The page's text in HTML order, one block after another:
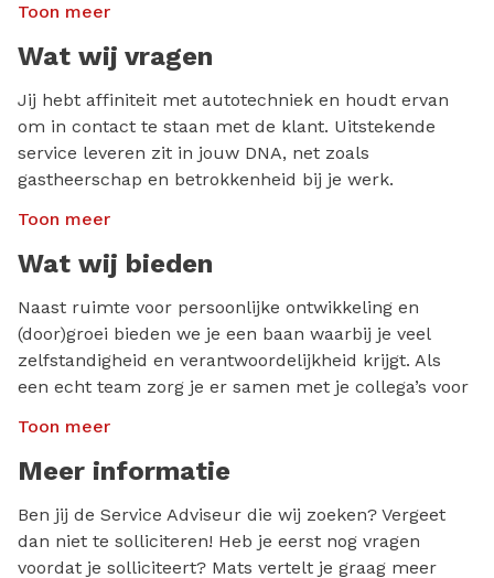
werkzaamheden. Je maakt werkorders aan, bewaakt
de voortgang en houdt de klant hiervan op de hoogte.
Daarnaast denk je ook mee in processen en inrichting
om de werkplaats zo efficiënt mogelijk te maken. Met
een efficiënte werkplaatsplanning is het aan jou de
taak om de monteurs aan te sturen.
Toon meer
Wat wij vragen
Jij hebt affiniteit met autotechniek en houdt ervan
om in contact te staan met de klant. Uitstekende
service leveren zit in jouw DNA, net zoals
gastheerschap en betrokkenheid bij je werk.
overzicht bewaren, ook als het plotseling erg druk is
aan de balie. Verder herken jij je in het volgende
Ervaring als Service Adviseur en een proactieve
houding;
Goede communicatieve vaardigheden en
geschrift;
Handig met computersystemen (bij voorkeur
Beschikbaarheid tussen de 32 en 40 uur en
woonachtig in de regio Amsterdam.
Toon meer
Wat wij bieden
Naast ruimte voor persoonlijke ontwikkeling en
(door)groei bieden we je een baan waarbij je veel
zelfstandigheid en verantwoordelijkheid krijgt. Als
een echt team zorg je er samen met je collega’s voor
Verder kun je rekenen op:
Een salaris tussen €2.500,- en €3.000,- bruto,
afhankelijk van ervaring;
24 vakantiedagen op jaarbasis;
Toon meer
Meer informatie
Ben jij de Service Adviseur die wij zoeken? Vergeet
dan niet te solliciteren! Heb je eerst nog vragen
voordat je solliciteert? Mats vertelt je graag meer